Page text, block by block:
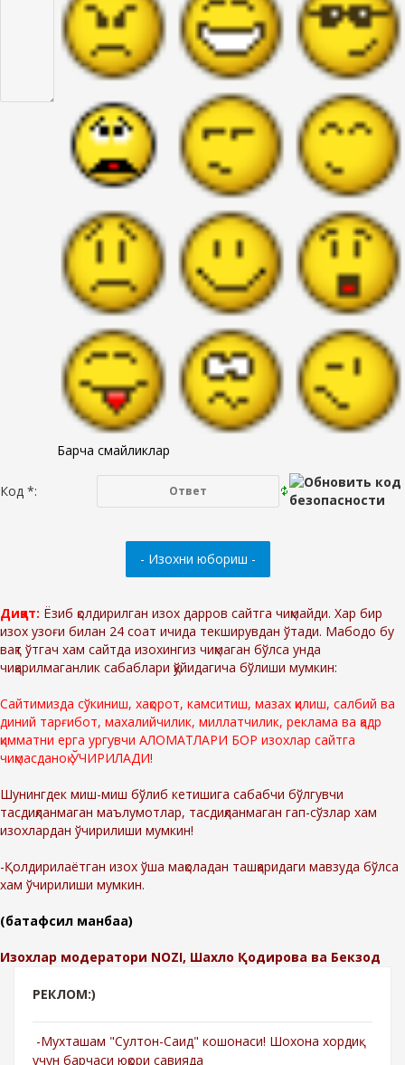
Барча смайликлар
Код *:
Диққат: Ёзиб қолдирилган изох дарров сайтга чиқмайди. Хар бир
изох узоғи билан 24 соат ичида текширувдан ўтади. Мабодо бу
вақт ўтгач хам сайтда изохингиз чиқмаган бўлса унда
чиқарилмаганлик сабаблари қўйидагича бўлиши мумкин:
Сайтимизда сўкиниш, хақорот, камситиш, мазах қилиш, салбий ва
диний тарғибот, махалийчилик, миллатчилик, реклама ва қадр
қимматни ерга ургувчи АЛОМАТЛАРИ БОР изохлар сайтга
чиқмасданоқ ЎЧИРИЛАДИ!
Шунингдек миш-миш бўлиб кетишига сабабчи бўлгувчи
тасдиқланмаган маълумотлар, тасдиқланмаган гап-сўзлар хам
изохлардан ўчирилиши мумкин!
-Қолдирилаётган изох ўша мақоладан ташқаридаги мавзуда бўлса
хам ўчирилиши мумкин.
(батафсил манбаа)
Изохлар модератори NOZI, Шахло Қодирова ва Бекзод
РЕКЛОМ:)
-Мухташам "Султон-Саид" кошонаси! Шохона хордиқ
учун барчаси юқори савияда